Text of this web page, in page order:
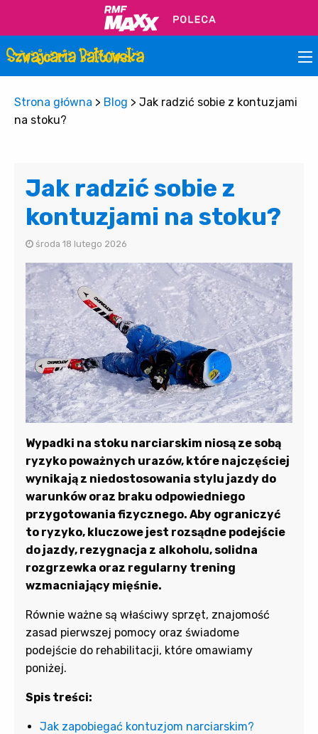
Strona główna > Blog > Jak radzić sobie z kontuzjami
na stoku?
Jak radzić sobie z
kontuzjami na stoku?
środa 18 lutego 2026
Wypadki na stoku narciarskim niosą ze sobą
ryzyko poważnych urazów, które najczęściej
wynikają z niedostosowania stylu jazdy do
warunków oraz braku odpowiedniego
przygotowania fizycznego. Aby ograniczyć
to ryzyko, kluczowe jest rozsądne podejście
do jazdy, rezygnacja z alkoholu, solidna
rozgrzewka oraz regularny trening
wzmacniający mięśnie.
Równie ważne są właściwy sprzęt, znajomość
zasad pierwszej pomocy oraz świadome
podejście do rehabilitacji, które omawiamy
poniżej.
Spis treści:
Jak zapobiegać kontuzjom narciarskim?